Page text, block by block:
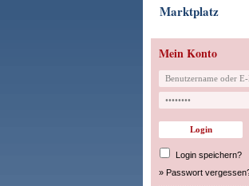
Marktplatz
Mein Konto
Login speichern?
» Passwort